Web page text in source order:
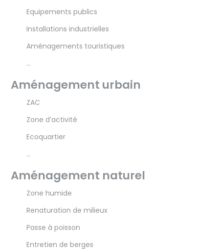
Equipements publics
Installations industrielles
Aménagements touristiques
…
Aménagement urbain
ZAC
Zone d’activité
Ecoquartier
…
Aménagement naturel
Zone humide
Renaturation de milieux
Passe à poisson
Entretien de berges